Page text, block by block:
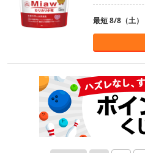
最短 8/8（土）